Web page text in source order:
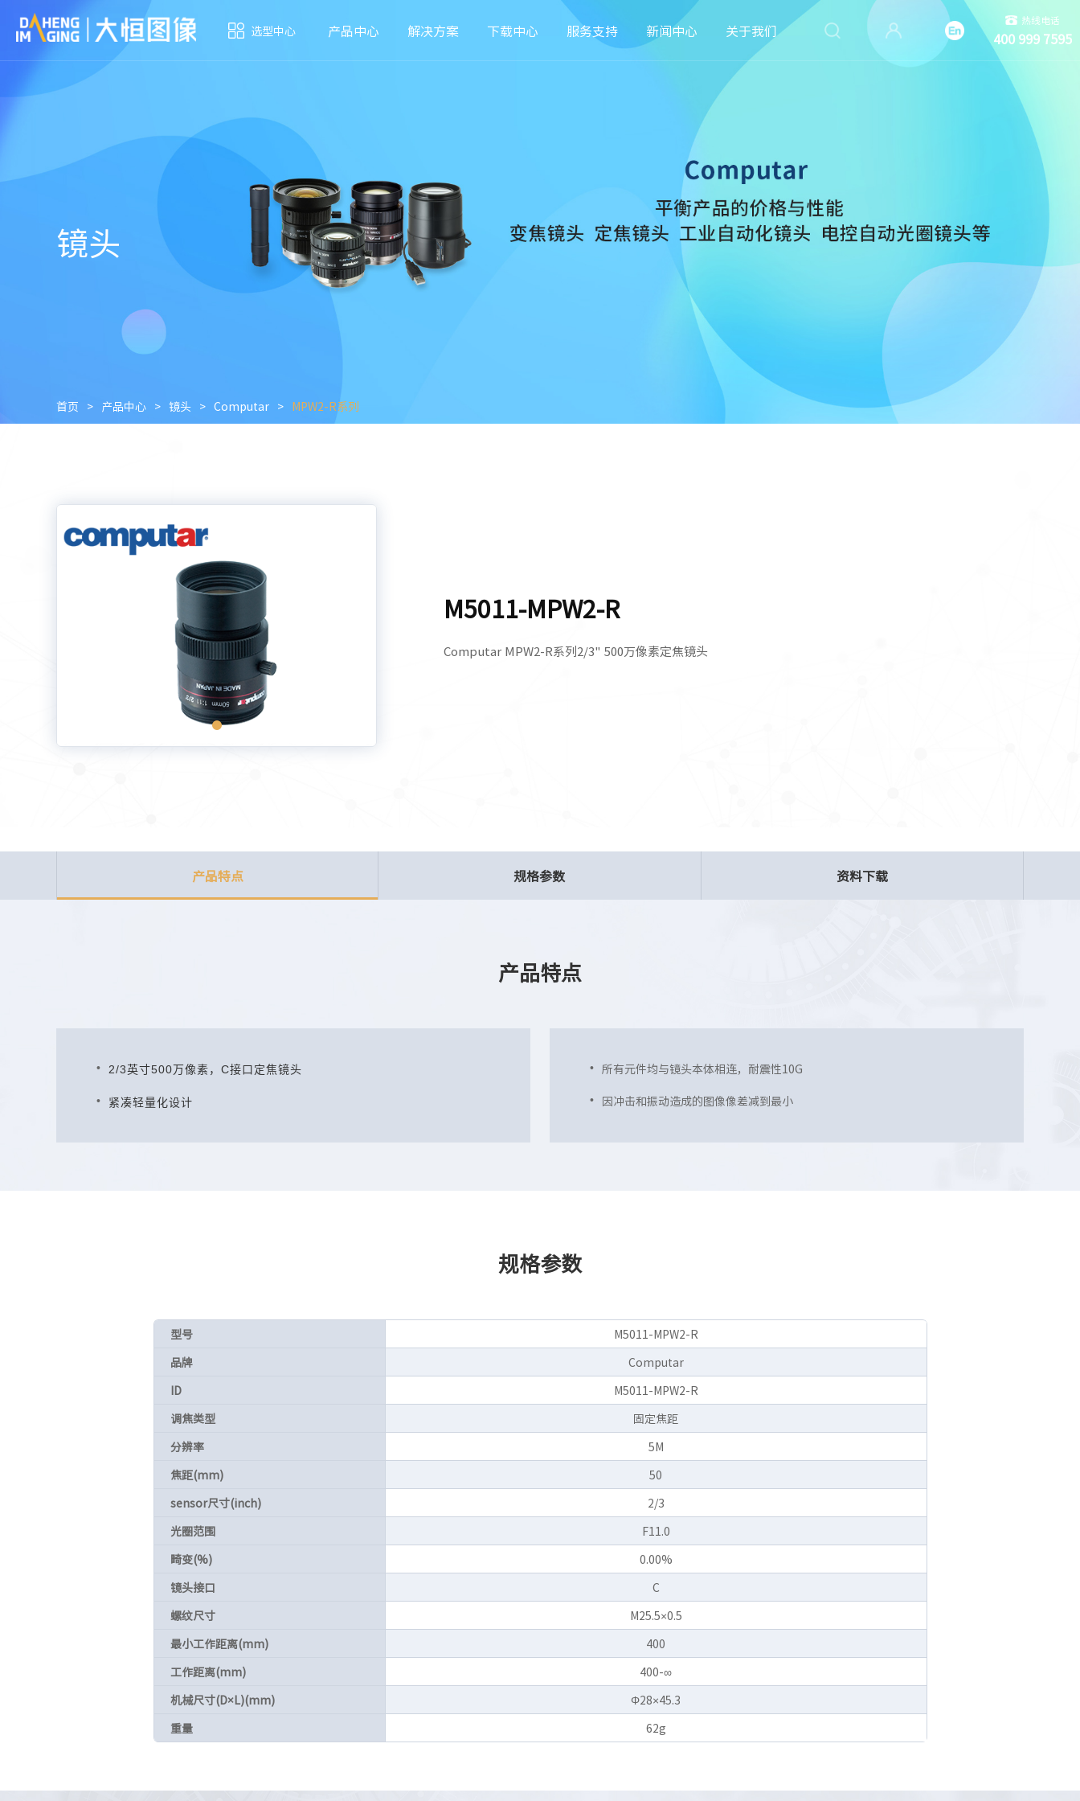
选型中心 产品中心 解决方案 下载中心 服务支持 新闻中心 关于我们
热线电话
400 999 7595
镜头
首页 > 产品中心 > 镜头 > Computar > MPW2-R系列
M5011-MPW2-R
Computar MPW2-R系列2/3" 500万像素定焦镜头
产品特点 规格参数 资料下载
产品特点
2/3英寸500万像素，C接口定焦镜头
紧凑轻量化设计
所有元件均与镜头本体相连，耐震性10G
因冲击和振动造成的图像像差减到最小
规格参数
型号
M5011-MPW2-R
品牌
Computar
ID
M5011-MPW2-R
调焦类型
固定焦距
分辨率
5M
焦距(mm)
50
sensor尺寸(inch)
2/3
光圈范围
F11.0
畸变(%)
0.00%
镜头接口
C
螺纹尺寸
M25.5×0.5
最小工作距离(mm)
400
工作距离(mm)
400-∞
机械尺寸(D×L)(mm)
Φ28×45.3
重量
62g